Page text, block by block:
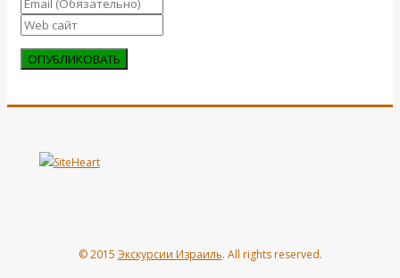
© 2015 Экскурсии Израиль. All rights reserved.